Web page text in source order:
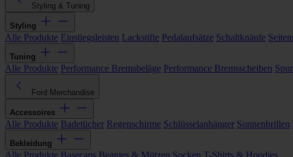
Styling & Tuning
Styling
Alle Produkte Einstiegsleisten Lackstifte Pedalaufsätze Schaltknäufe
Tuning
Alle Produkte Performance Bremsbeläge Performance Bremsscheiben
Ford Merchandise
Accessoires
Alle Produkte Badetücher Regenschirme Schlüsselanhänger Sonnenbrillen
Bekleidung
Alle Produkte Basecaps Beanies & Mützen Socken T-Shirts & Hoodies